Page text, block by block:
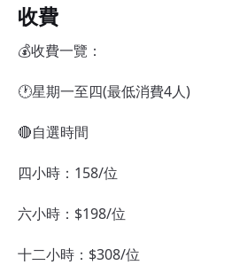
收費
💰收費一覽：
🕐星期一至四(最低消費4人)
🔴自選時間
四小時：158/位
六小時：$198/位
十二小時：$308/位